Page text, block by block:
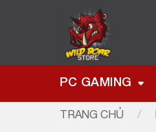
PC GAMING
TRANG CHỦ /